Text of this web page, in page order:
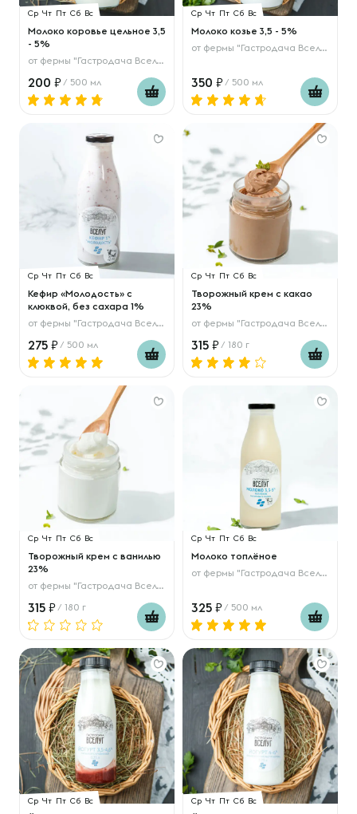
Ср Чт Пт Сб Вс
Молоко коровье цельное 3,5
- 5%
от фермы "Гастродача Вселуг"
200 / 500 мл
Ср Чт Пт Сб Вс
Молоко козье 3,5 - 5%
от фермы "Гастродача Вселуг"
350 / 500 мл
Ср Чт Пт Сб Вс
Кефир «Молодость» с
клюквой, без сахара 1%
от фермы "Гастродача Вселуг"
275 / 500 мл
Ср Чт Пт Сб Вс
Творожный крем с какао
23%
от фермы "Гастродача Вселуг"
315 / 180 г
Ср Чт Пт Сб Вс
Творожный крем с ванилью
23%
от фермы "Гастродача Вселуг"
315 / 180 г
Ср Чт Пт Сб Вс
Молоко топлёное
от фермы "Гастродача Вселуг"
325 / 500 мл
Ср Чт Пт Сб Вс Ср Чт Пт Сб Вс